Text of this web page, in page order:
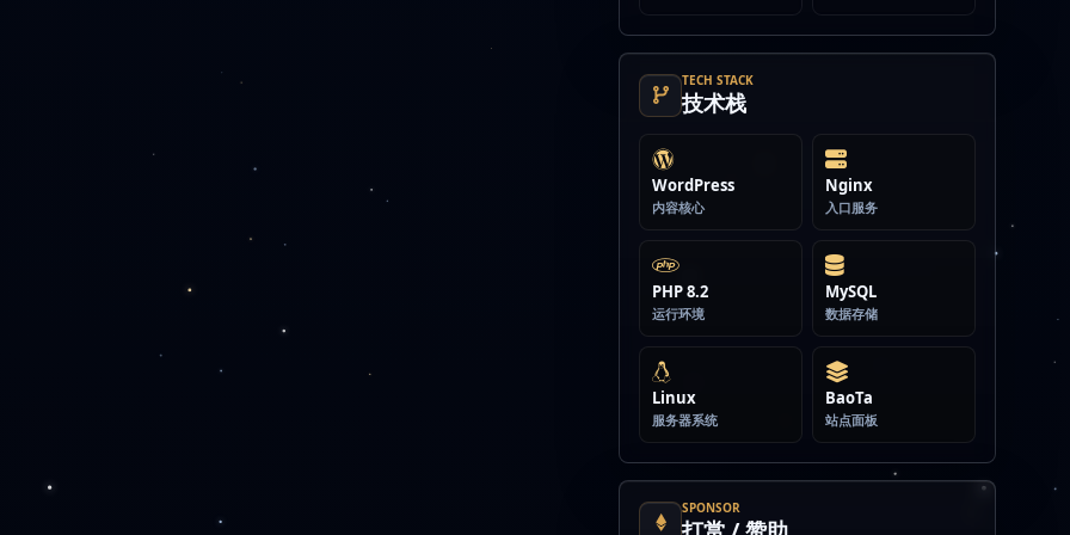
TECH STACK
技术栈
WordPress
内容核心
Nginx
入口服务
PHP 8.2
运行环境
MySQL
数据存储
Linux
服务器系统
BaoTa
站点面板
SPONSOR